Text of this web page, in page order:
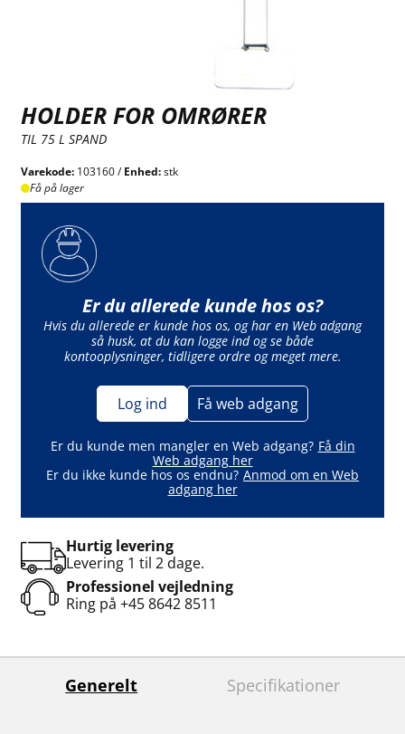
HOLDER FOR OMRØRER
TIL 75 L SPAND
Varekode: 103160 /Enhed:stk
Få på lager
Er du allerede kunde hos os?
Hvis du allerede er kunde hos os, og har en Web adgang
så husk, at du kan logge ind og se både
kontooplysninger, tidligere ordre og meget mere.
Log ind Få web adgang
Er du kunde men mangler en Web adgang? Få din
Web adgang her
Er du ikke kunde hos os endnu? Anmod om en Web
adgang her
Hurtig levering
Levering 1 til 2 dage.
Professionel vejledning
Ring på +45 8642 8511
Generelt Specifikationer